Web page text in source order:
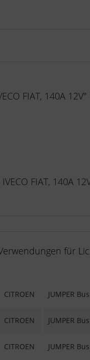
FIAT, 140A 12V"
FIAT, 140A
für
CITROEN JUMPER
CITROEN JUMPER
CITROEN JUMPER